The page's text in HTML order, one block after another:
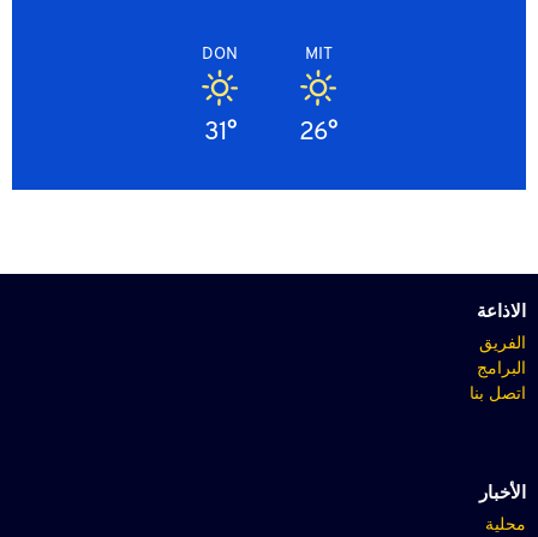
MIT
26°
DON
31°
الاذاعة
الفريق
البرامج
اتصل بنا
الأخبار
محلية